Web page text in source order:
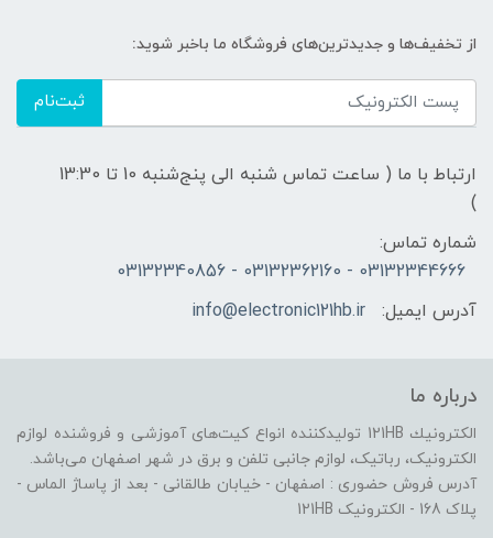
از تخفیف‌ها و جدیدترین‌های فروشگاه ما باخبر شوید:
ثبت‌نام
ارتباط با ما ( ساعت تماس شنبه الی پنج‌شنبه 10 تا 13:30
)
شماره تماس:
03132344666 - 03132362160 - 03132340856
آدرس ایمیل:
info@electronic121hb.ir
درباره ما
الكترونيك 121HB توليدكننده انواع کیت‌های آموزشی و فروشنده لوازم
الکترونیک، رباتیک، لوازم جانبی تلفن و برق در شهر اصفهان می‌باشد.
آدرس فروش حضوری : اصفهان - خیابان طالقانی - بعد از پاساژ الماس -
پلاک 168 - الکترونیک 121HB